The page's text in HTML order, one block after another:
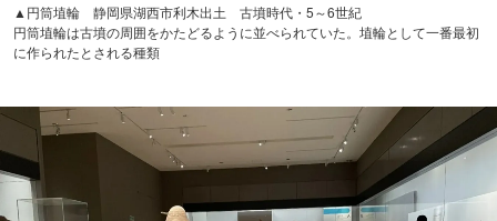
▲円筒埴輪 静岡県湖西市利木出土 古墳時代・5～6世紀
円筒埴輪は古墳の周囲をかたどるように並べられていた。埴輪として一番最初
に作られたとされる種類